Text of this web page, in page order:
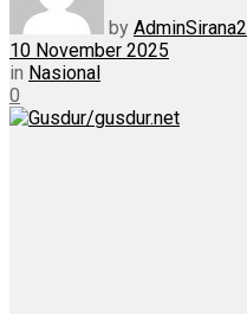
by AdminSirana2
10 November 2025
in Nasional
0